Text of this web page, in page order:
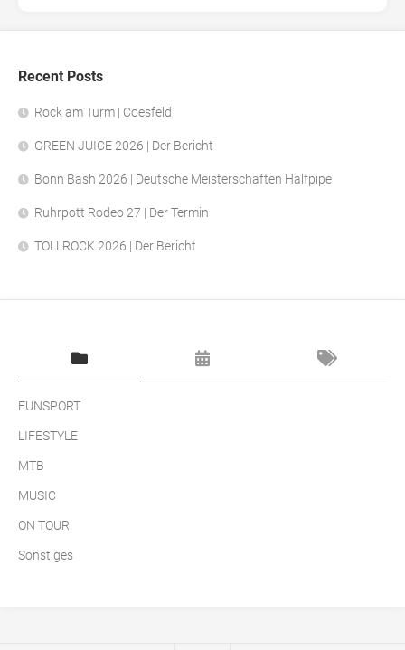
Recent Posts
Rock am Turm | Coesfeld
GREEN JUICE 2026 | Der Bericht
Bonn Bash 2026 | Deutsche Meisterschaften Halfpipe
Ruhrpott Rodeo 27 | Der Termin
TOLLROCK 2026 | Der Bericht
FUNSPORT
LIFESTYLE
MTB
MUSIC
ON TOUR
Sonstiges